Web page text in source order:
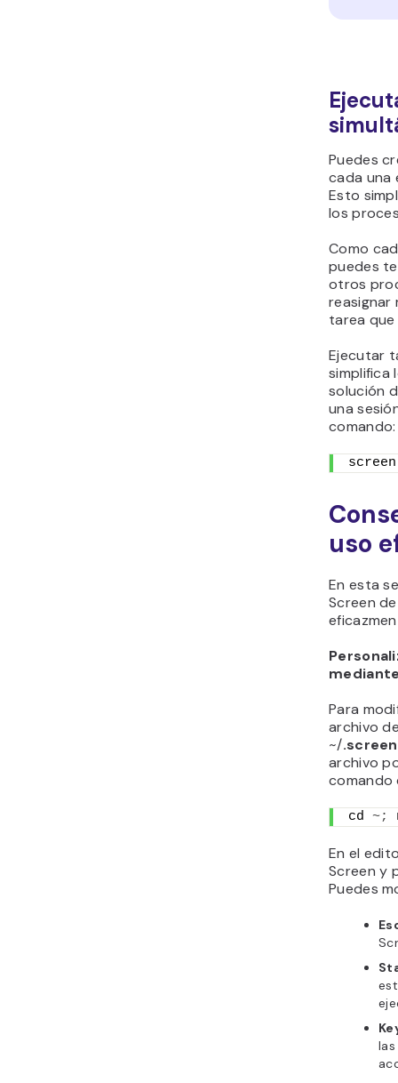
Puedes
cada una
Esto
los
Como
puedes
otros
reasignar
tarea
Ejecutar
simplifica
solución
una
comando:
uso
En esta
Screen
Para
archivo
~/
archivo
comando
cd ~;
En el
Screen y
Puedes